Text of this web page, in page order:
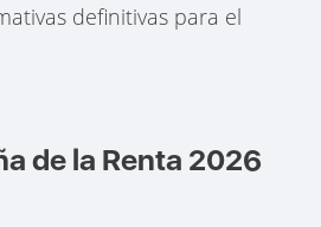
definitivas para el
de la Renta 2026